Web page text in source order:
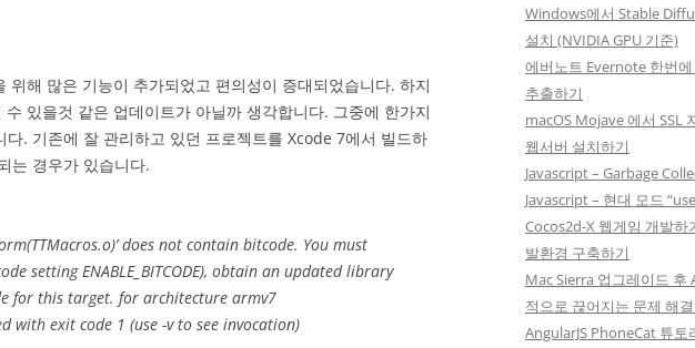
위해 많은 기능이 추가되었고 편의성이 증대되었습니다. 하지
있을것 같은 업데이트가 아닐까 생각합니다. 그중에 한가지
. 기존에 잘 관리하고 있던 프로젝트를 Xcode 7에서 빌드하
는 경우가 있습니다.
does not contain bitcode. You must
setting ENABLE_BITCODE), obtain an updated library
for this target. for architecture armv7
with exit code 1 (use -v to see invocation)
Windows에서 Stable
설치 (NVIDIA GPU 기준)
에버노트 Evernote 한번
추출하기
macOS Mojave 에서 SSL
웹서버 설치하기
Javascript – Garbage
Javascript – 현대 모드
Cocos2d-X 웹게임 개발하
발환경 구축하기
Mac Sierra 업그레이드 후
적으로 끊어지는 문제 해
AngularJS PhoneCat 튜토